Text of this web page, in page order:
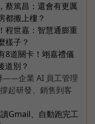
蔡篤昌：還會有更厲
都搬上樓？
程世嘉：智慧通膨重
樣子？
8道關卡！翊嘉禮儀
道別？
——企業 AI 員工管理
起研發、銷售到客
Gmail、自動跑完工